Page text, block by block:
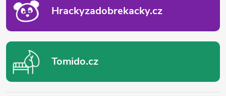
Hrackyzadobrekacky.cz
Tomido.cz